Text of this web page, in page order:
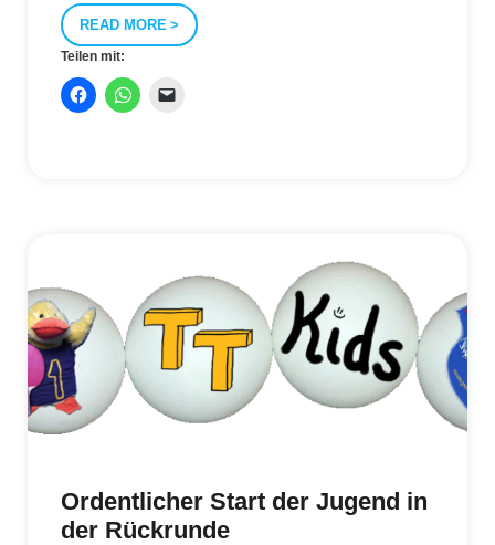
READ MORE
Teilen mit:
Ordentlicher Start der Jugend in
der Rückrunde